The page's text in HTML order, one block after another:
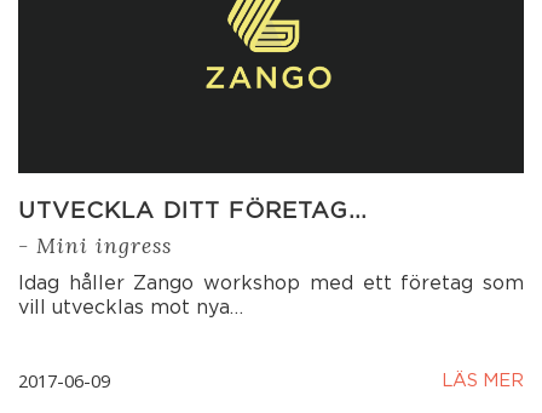
UTVECKLA DITT FÖRETAG…
- Mini ingress
Idag håller Zango workshop med ett företag som
vill utvecklas mot nya…
2017-06-09 LÄS MER